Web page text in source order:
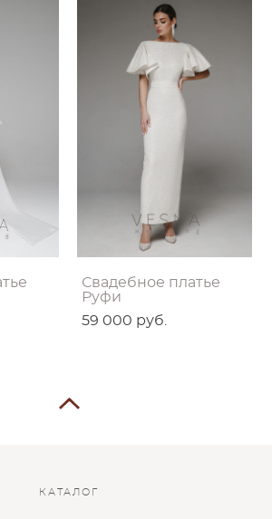
Свадебное платье
Руфи
59 000 pуб.
КАТАЛОГ